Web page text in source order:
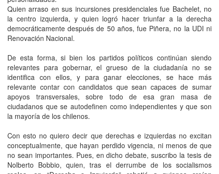
Quien arraso en sus incursiones presidenciales fue Bachelet, no
la centro izquierda, y quien logró hacer triunfar a la derecha
democráticamente después de 50 años, fue Piñera, no la UDI ni
Renovación Nacional.
De esta forma, si bien los partidos políticos continúan siendo
relevantes para gobernar, el grueso de la ciudadanía no se
identifica con ellos, y para ganar elecciones, se hace más
relevante contar con candidatos que sean capaces de sumar
apoyos transversales, sobre todo de esa gran masa de
ciudadanos que se autodefinen como independientes y que son
la mayoría de los chilenos.
Con esto no quiero decir que derechas e izquierdas no excitan
conceptualmente, que hayan perdido vigencia, ni menos de que
no sean importantes. Pues, en dicho debate, suscribo la tesis de
Nolberto Bobbio, quien, tras el derrumbe de los socialismos